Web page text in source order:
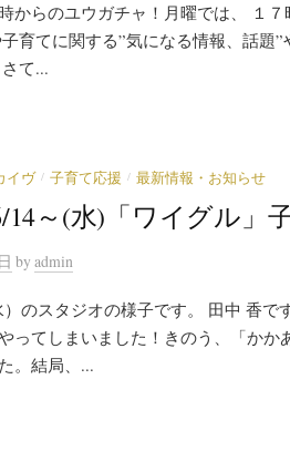
からのユウガチャ！月曜では、 １
育てに関する”気になる情報、話題
て...
イヴ / 子育て応援 / 最新情報・お知らせ
14～(水)「ワイグル」
by admin
のスタジオの様子です。 田中 香で
ってしまいました！きのう、「か
。結局、...